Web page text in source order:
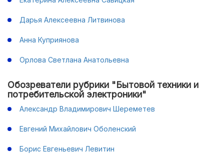
Дарья Алексеевна Литвинова
Анна Куприянова
Орлова Светлана Анатольевна
Обозреватели рубрики "Бытовой техники и
потребительской электроники"
Александр Владимирович Шереметев
Евгений Михайлович Оболенский
Борис Евгеньевич Левитин